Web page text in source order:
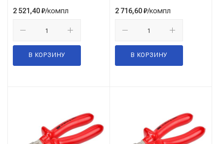
2 521,40₽/компл
В КОРЗИНУ
2 716,60₽/компл
В КОРЗИНУ